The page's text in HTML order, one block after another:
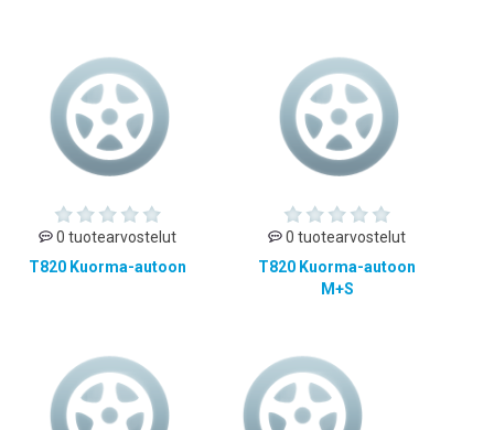
0 tuotearvostelut
T820 Kuorma-autoon
0 tuotearvostelut
T820 Kuorma-autoon
M+S